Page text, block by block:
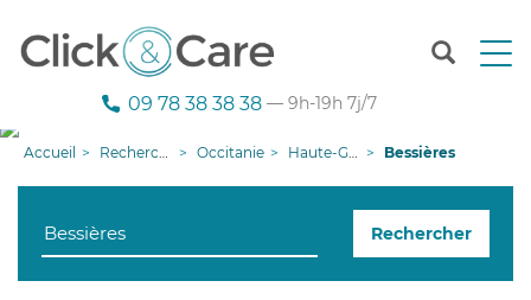
T
n
g
09 78 38 38 38 — 9h-19h 7j/7
Accueil Recherche aide à domicile Occitanie Haute-Garonne Bessières
Rechercher